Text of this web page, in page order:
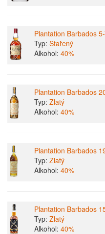
Plantation Barbados
Typ: Stařený
Alkohol: 40%
Plantation Barbados
Typ: Zlatý
Alkohol: 40%
Plantation Barbados
Typ: Zlatý
Alkohol: 40%
Plantation Barbados
Typ: Zlatý
Alkohol: 40%